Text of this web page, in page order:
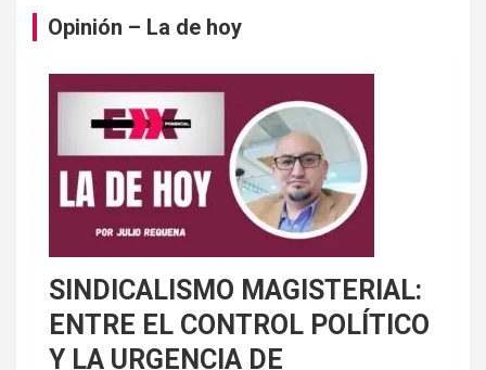
Opinión – La de hoy
SINDICALISMO MAGISTERIAL:
ENTRE EL CONTROL POLÍTICO
Y LA URGENCIA DE